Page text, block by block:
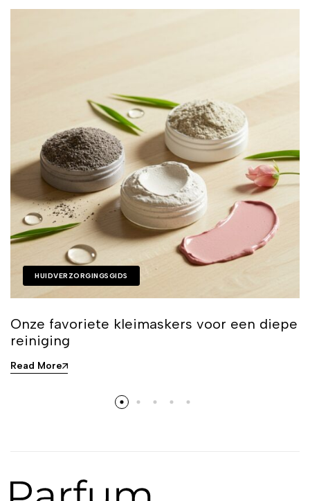
HUIDVERZORGINGSGIDS
Onze favoriete kleimaskers voor een diepe
reiniging
Read More